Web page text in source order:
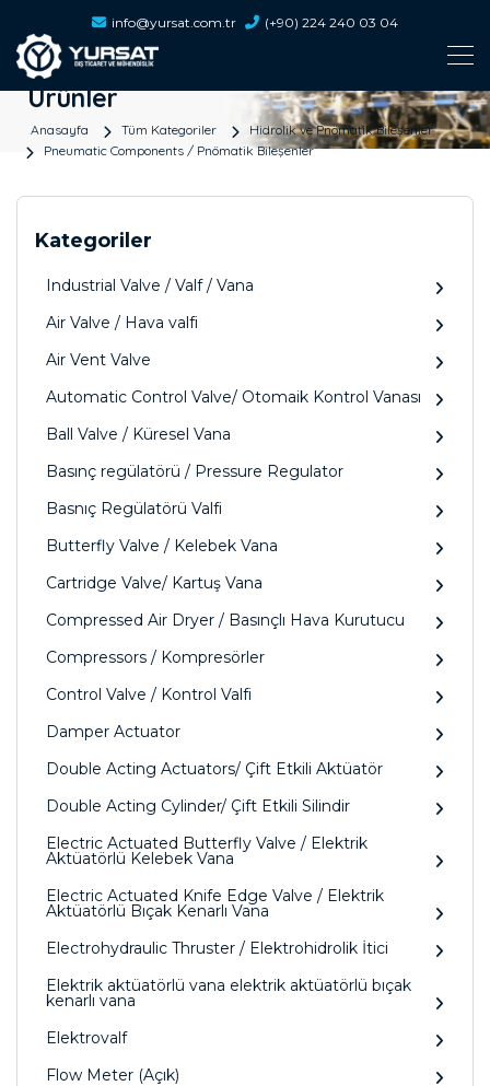
info@yursat.com.tr (+90) 224 240 03 04
Ürünler
Anasayfa Tüm Kategoriler
Hidrolik ve Pnömatik Bileşenler
Pneumatic Components / Pnömatik Bileşenler
Kategoriler
Industrial Valve / Valf / Vana
Air Valve / Hava valfi
Air Vent Valve
Automatic Control Valve/ Otomaik Kontrol Vanası
Ball Valve / Küresel Vana
Basınç regülatörü / Pressure Regulator
Basnıç Regülatörü Valfi
Butterfly Valve / Kelebek Vana
Cartridge Valve/ Kartuş Vana
Compressed Air Dryer / Basınçlı Hava Kurutucu
Compressors / Kompresörler
Control Valve / Kontrol Valfi
Damper Actuator
Double Acting Actuators/ Çift Etkili Aktüatör
Double Acting Cylinder/ Çift Etkili Silindir
Electric Actuated Butterfly Valve / Elektrik
Aktüatörlü Kelebek Vana
Electric Actuated Knife Edge Valve / Elektrik
Aktüatörlü Bıçak Kenarlı Vana
Electrohydraulic Thruster / Elektrohidrolik İtici
Elektrik aktüatörlü vana elektrik aktüatörlü bıçak
kenarlı vana
Elektrovalf
Flow Meter (Açık)